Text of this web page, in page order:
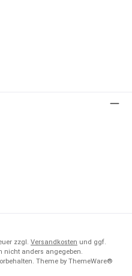
zzgl. Versandkosten und ggf.
nicht anders angegeben.
Theme by ThemeWare®